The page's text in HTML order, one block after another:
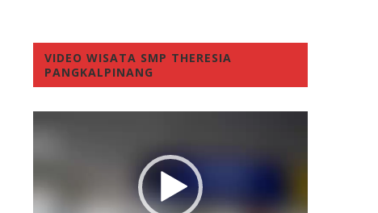
VIDEO WISATA SMP THERESIA
PANGKALPINANG